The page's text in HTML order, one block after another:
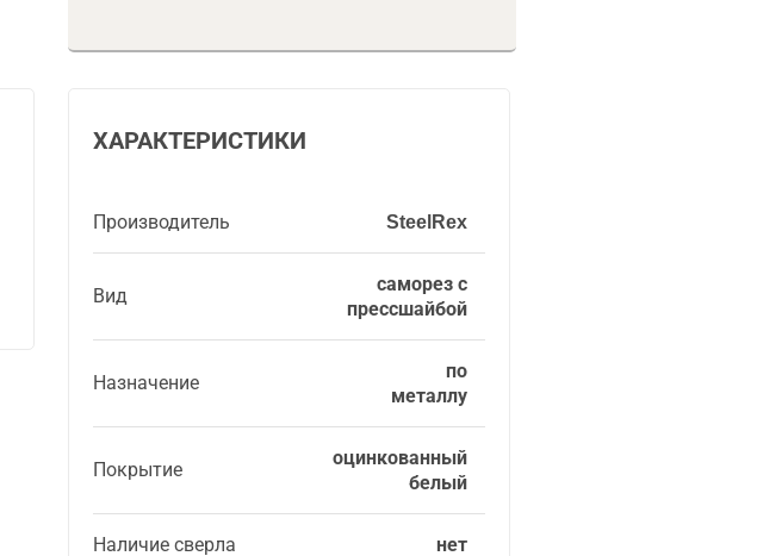
ХАРАКТЕРИСТИКИ
Производитель SteelRex
Вид
саморез с
прессшайбой
Назначение
по
металлу
Покрытие
оцинкованный
белый
Наличие сверла нет